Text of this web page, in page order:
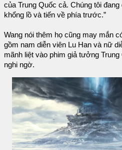
của Trung Quốc cả. Chúng tôi
khổng lồ và tiến về phía trước.”
Wang nói thêm họ cũng may mắn
gồm nam diễn viên Lu Han và nữ
mãnh liệt vào phim giả tưởng
nghi ngờ.